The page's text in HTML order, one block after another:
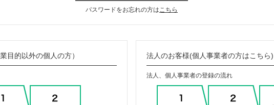
パスワードをお忘れの方はこちら
目的以外の個人の方） 法人のお客様(個人事業者の方はこちら)
法人、個人事業者の登録の流れ